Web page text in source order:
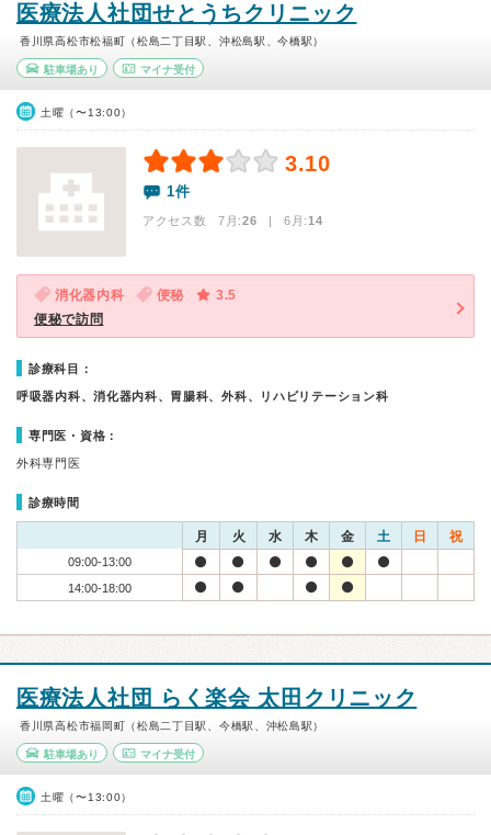
医療法人社団せとうちクリニック
香川県高松市松福町（松島二丁目駅、沖松島駅、今橋駅）
駐車場あり マイナ受付
土曜（〜13:00）
3.10
1件
アクセス数 7月:26 | 6月:14
消化器内科 便秘
3.5
便秘で訪問
診療科目：
呼吸器内科、消化器内科、胃腸科、外科、リハビリテーション科
専門医・資格：
外科専門医
診療時間
月 火 水 木 金 土 日 祝
09:00-13:00
14:00-18:00
医療法人社団 らく楽会 太田クリニック
香川県高松市福岡町（松島二丁目駅、今橋駅、沖松島駅）
駐車場あり マイナ受付
土曜（〜13:00）